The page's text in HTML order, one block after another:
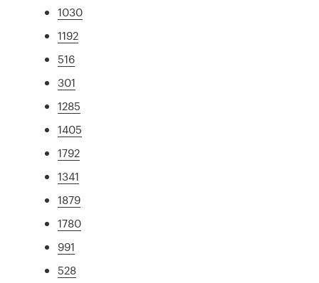
1030
1192
516
301
1285
1405
1792
1341
1879
1780
991
528